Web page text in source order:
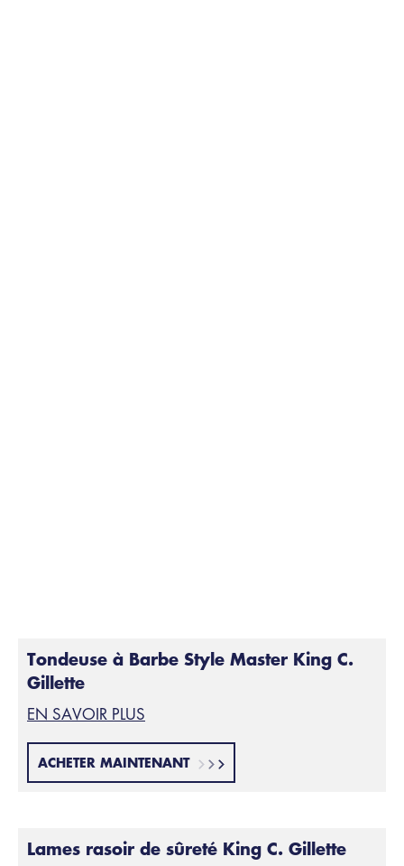
Tondeuse à Barbe Style Master King C.
Gillette
EN SAVOIR PLUS
ACHETER MAINTENANT
Lames rasoir de sûreté King C. Gillette